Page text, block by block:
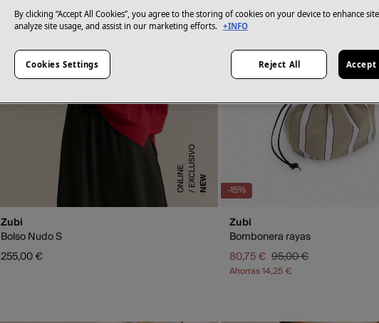
NEW
E
X
C
L
U
S
I
V
O
O
N
L
I
N
E
Zubi
Bolso Nudo S
255,00 €
-15%
Zubi
Bombonera rayas
80,75 € 95,00 €
Ahorras14,25 €
By clicking “Accept All Cookies”, you agree to the storing of cookies on your device to enhance
analyze site usage, and assist in our marketing efforts. +INFO
Cookies Settings Reject All Accept